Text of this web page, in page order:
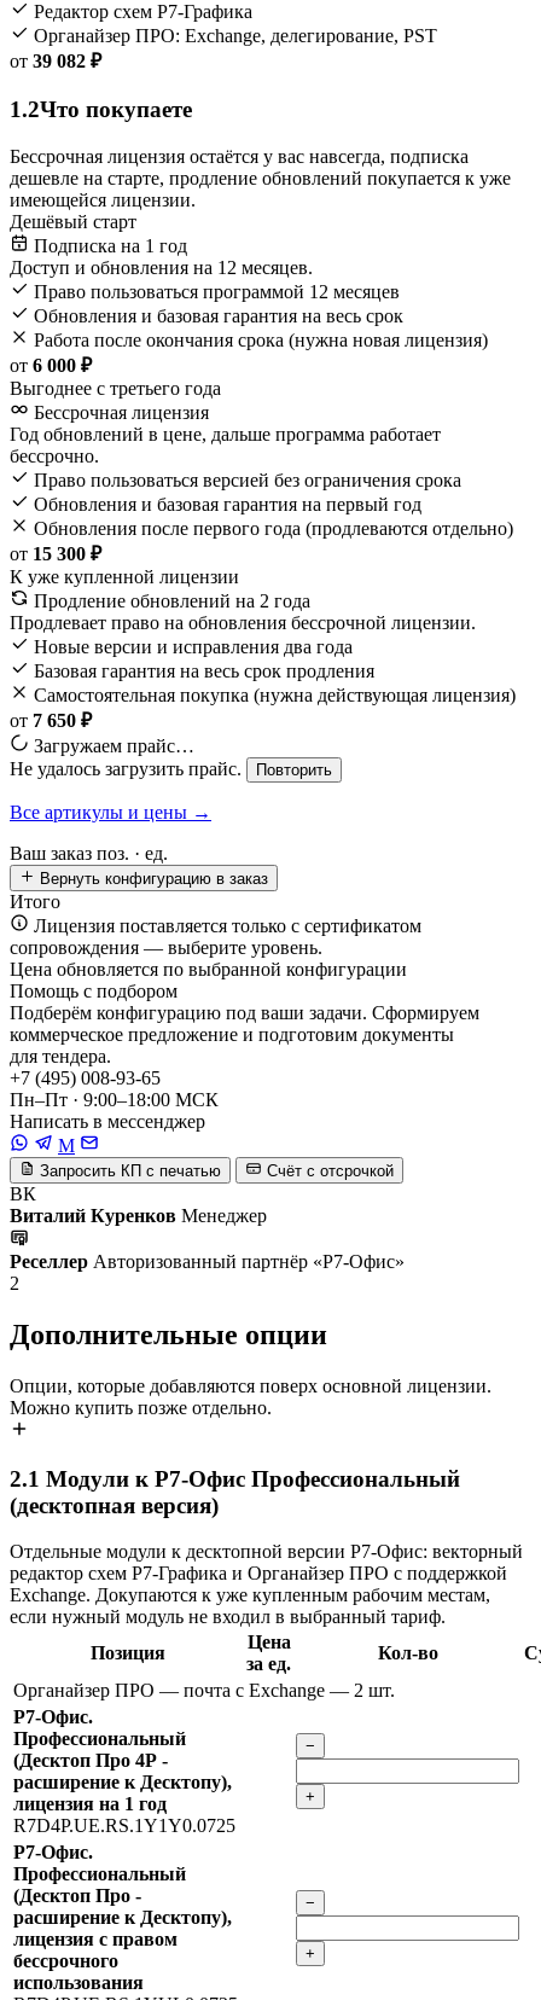
Редактор схем Р7-Графика
Органайзер ПРО: Exchange, делегирование, PST
от 39 082 ₽
1.2Что покупаете
Бессрочная лицензия остаётся у вас навсегда, подписка
дешевле на старте, продление обновлений покупается к уже
имеющейся лицензии.
Дешёвый старт
Подписка на 1 год
Доступ и обновления на 12 месяцев.
Право пользоваться программой 12 месяцев
Обновления и базовая гарантия на весь срок
Работа после окончания срока (нужна новая лицензия)
от 6 000 ₽
Выгоднее с третьего года
Бессрочная лицензия
Год обновлений в цене, дальше программа работает
бессрочно.
Право пользоваться версией без ограничения срока
Обновления и базовая гарантия на первый год
Обновления после первого года (продлеваются отдельно)
от 15 300 ₽
К уже купленной лицензии
Продление обновлений на 2 года
Продлевает право на обновления бессрочной лицензии.
Новые версии и исправления два года
Базовая гарантия на весь срок продления
Самостоятельная покупка (нужна действующая лицензия)
от 7 650 ₽
Загружаем прайс…
Не удалось загрузить прайс.
Повторить
Все артикулы и цены →
Ваш заказ поз. · ед.
Вернуть конфигурацию в заказ
Итого
Лицензия поставляется только с сертификатом
сопровождения — выберите уровень.
Цена обновляется по выбранной конфигурации
Помощь с подбором
Подберём конфигурацию под ваши задачи. Сформируем
коммерческое предложение и подготовим документы
для тендера.
+7 (495) 008-93-65
Пн–Пт · 9:00–18:00 МСК
Написать в мессенджер
M
Запросить КП с печатью Счёт с отсрочкой
ВК
Виталий Куренков Менеджер
Реселлер Авторизованный партнёр «Р7-Офис»
2
Дополнительные опции
Опции, которые добавляются поверх основной лицензии.
Можно купить позже отдельно.
2.1 Модули к Р7-Офис Профессиональный
(десктопная версия)
Отдельные модули к десктопной версии Р7-Офис: векторный
редактор схем Р7-Графика и Органайзер ПРО с поддержкой
Exchange. Докупаются к уже купленным рабочим местам,
если нужный модуль не входил в выбранный тариф.
Позиция
Цена
за ед.
Кол-во
Органайзер ПРО — почта с Exchange — 2 шт.
Р7-Офис.
Профессиональный
(Десктоп Про 4Р -
расширение к Десктопу),
лицензия на 1 год
R7D4P.UE.RS.1Y1Y0.0725
−
+
Р7-Офис.
Профессиональный
(Десктоп Про -
расширение к Десктопу),
лицензия с правом
бессрочного
использования
−
+